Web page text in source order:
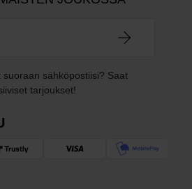
sähköpostiisi? Saat
tarjoukset!